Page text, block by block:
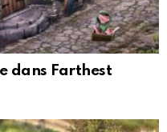
dans Farthest